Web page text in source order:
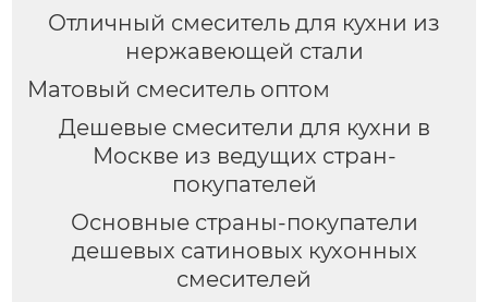
Отличный смеситель для кухни из
нержавеющей стали
Матовый смеситель оптом
Дешевые смесители для кухни в
Москве из ведущих стран-
покупателей
Основные страны-покупатели
дешевых сатиновых кухонных
смесителей